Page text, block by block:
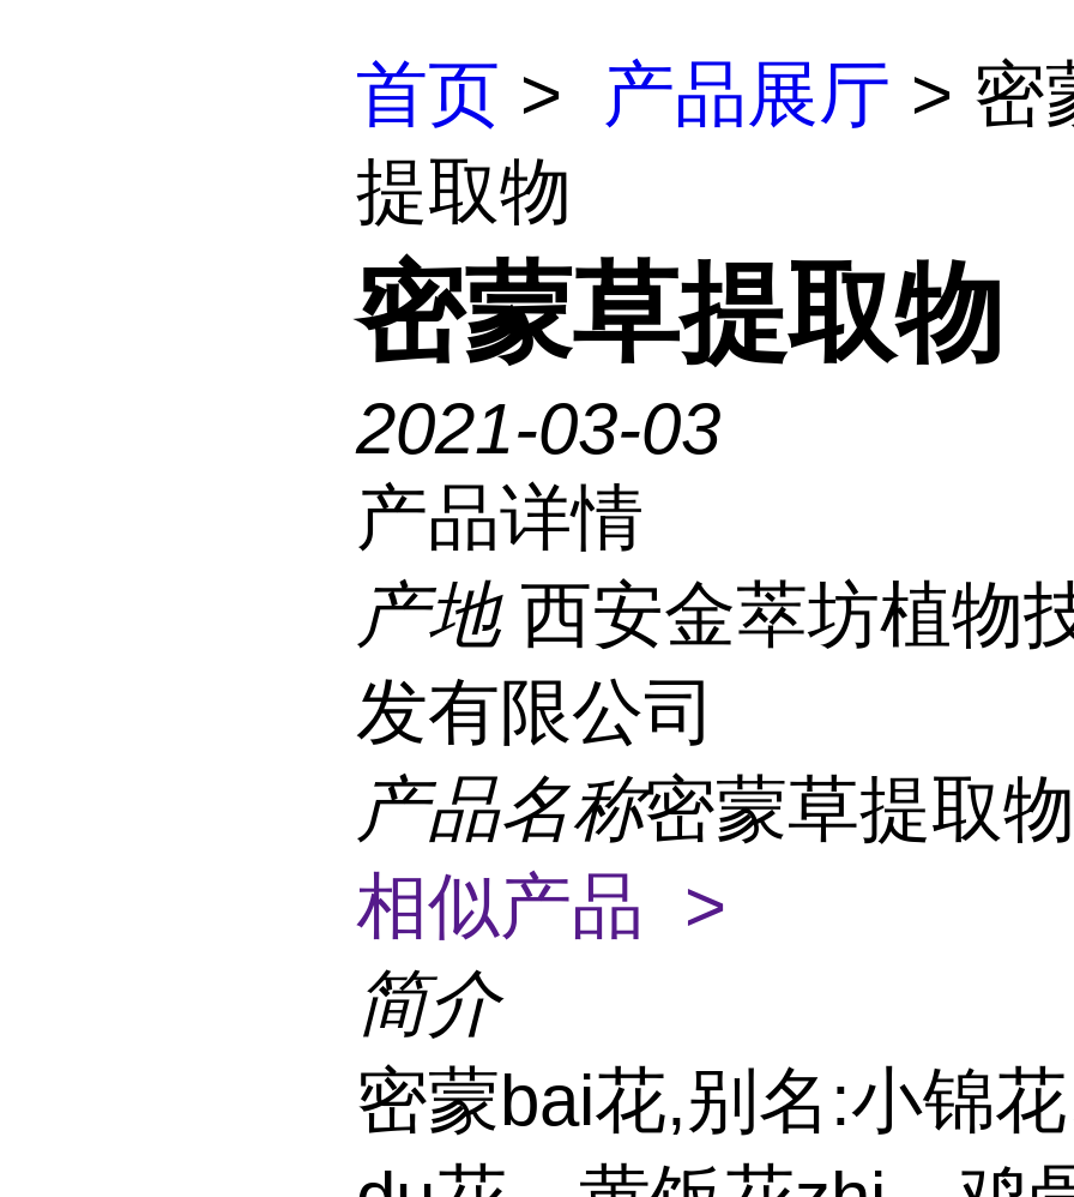
首页 > 产品展厅 > 密
提取物
密蒙草提取物
2021-03-03
产品详情
产地 西安金萃坊植物
发有限公司
产品名称密蒙草提取
相似产品 >
简介
密蒙bai花,别名:小锦